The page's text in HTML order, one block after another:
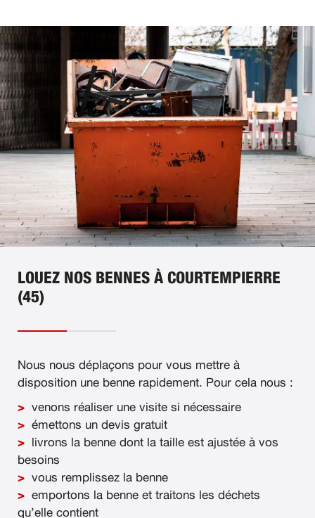
LOUEZ NOS BENNES À COURTEMPIERRE
(45)
Nous nous déplaçons pour vous mettre à
disposition une benne rapidement. Pour cela nous :
venons réaliser une visite si nécessaire
émettons un devis gratuit
livrons la benne dont la taille est ajustée à vos
besoins
vous remplissez la benne
emportons la benne et traitons les déchets
qu’elle contient